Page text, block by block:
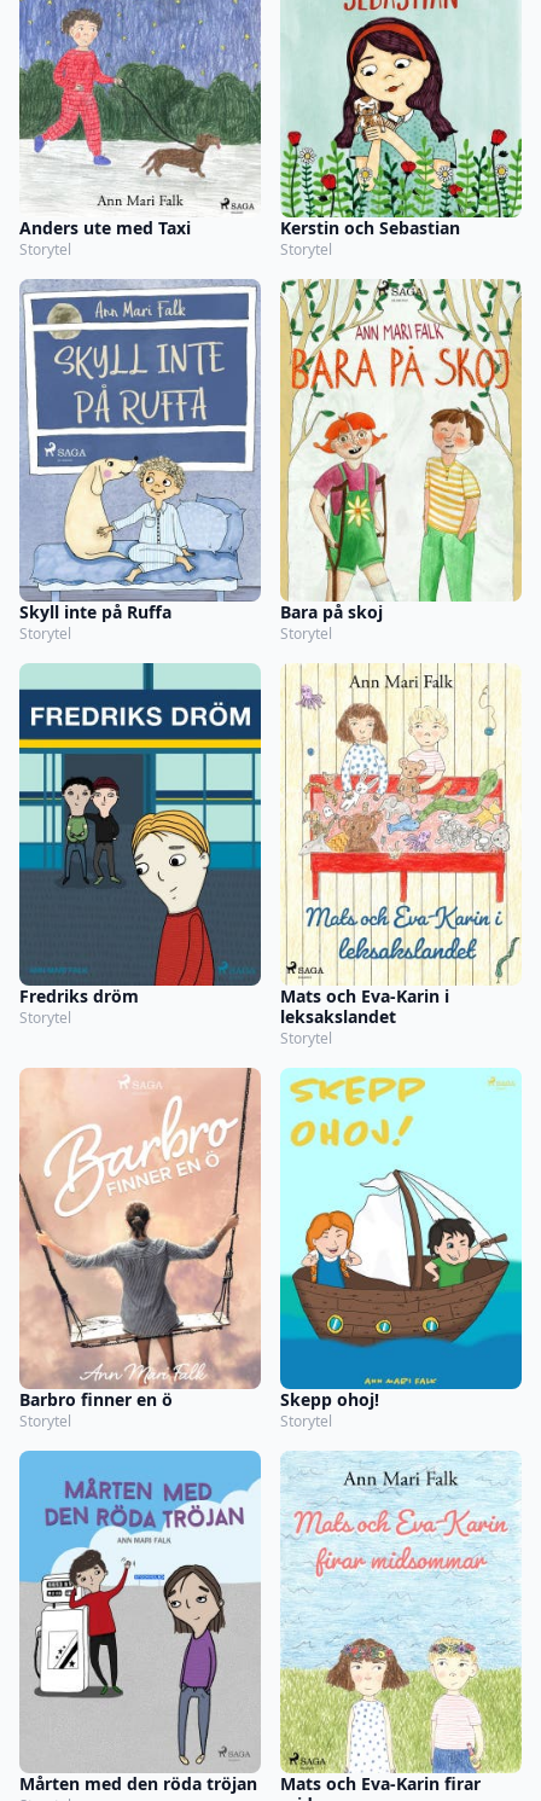
Anders ute med Taxi
Storytel
Kerstin och Sebastian
Storytel
Skyll inte på Ruffa
Storytel
Bara på skoj
Storytel
Fredriks dröm
Storytel
Mats och Eva-Karin i
leksakslandet
Storytel
Barbro finner en ö
Storytel
Skepp ohoj!
Storytel
Mårten med den röda tröjan
Mats och Eva-Karin firar